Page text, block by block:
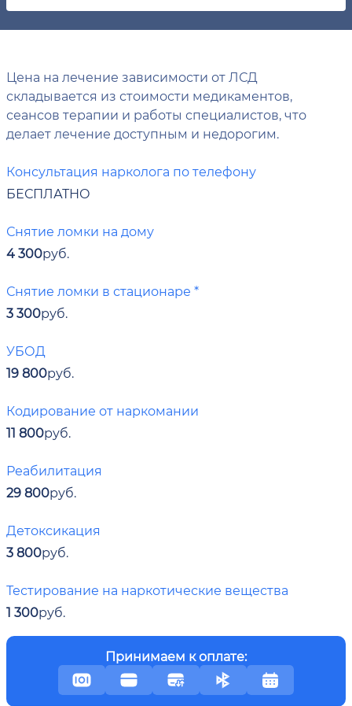
Цена на лечение зависимости от ЛСД
складывается из стоимости медикаментов,
сеансов терапии и работы специалистов, что
делает лечение доступным и недорогим.
Консультация нарколога по телефону
БЕСПЛАТНО
Снятие ломки на дому
4 300руб.
Снятие ломки в стационаре *
3 300руб.
УБОД
19 800руб.
Кодирование от наркомании
11 800руб.
Реабилитация
29 800руб.
Детоксикация
3 800руб.
Тестирование на наркотические вещества
1 300руб.
Принимаем к оплате: